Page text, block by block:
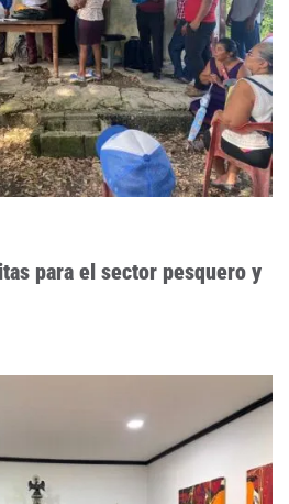
para el sector pesquero y